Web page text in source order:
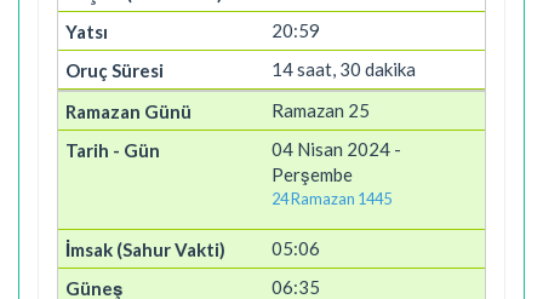
20:59
14 saat, 30 dakika
Ramazan 25
04 Nisan 2024 -
Perşembe
24 Ramazan 1445
05:06
06:35